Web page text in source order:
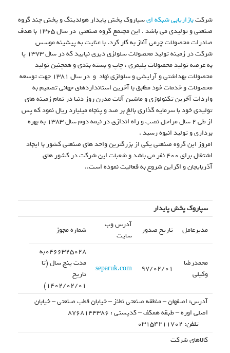
شرکتبازاریابی شبکه ایسپاروک پخش پایدار هولدینگ و پخش چند گروه
صنعتی و تولیدی می باشد . این مجتمع گروه صنعتی در سال ۱۳۶۵ با هدف
صادرات محصولات چرمی آغاز به کار کرد. با عنایت به پیشینه موسس
شرکت در زمینه تولید محصولات سلولزی دیری نپایید که در سال ۱۳۷۳ پا
به عرصه تولید محصولات پلیمری ، چاپ و بسته بندی و همچنین تولید
محصولات بهداشتی و آرایشی و سلولزی نهاد و در سال ۱۳۸۱ جهت توسعه
محصولات و خدمات خود مطابق با آخرین استانداردهای جهانی تصمیم به
واردات آخرین تکنولوژی و ماشین آلات مدرن روز دنیا در تمام زمینه های
تولیدی خود با سرمایه گذاری بالغ بر صد و پنجاه میلیارد ریال نمود که پس
از طی ۲ سال مراحل نصب و راه اندازی در نیمه دوم سال ۱۳۸۳ به بهره
برداری و تولید انبوه رسید .
امروز این گروه صنعتی یکی از بزرگترین واحد های صنعتی کشور با ایجاد
اشتغال برای ۴۰۰ نفر می باشد و شعبات این شرکت در کشور های
آذربایجان و اکراین شروع به فعالیت نموده است..
سپاروک پخش پایدار
مدیرعامل
تاریخ صدور
آدرس وب
سایت
شماره مجوز
محمدرضا
وکیلی
۹۷/۰۲/۰۱ separuk.com
۰۴۶۶۳۲۵۰۲۸به
مدت پنج سال (تا
تاریخ
۱۴۰۲/۰۲/۰۱)
آدرس: اصفهان – منطقه صنعتی نطنز – خیابان قطب صنعتی – خیابان
اصلی اوره – طبقه همکف – کدپستی : ۸۷۶۸۱۴۴۳۸۶
تلفن: ۰۳۱۵۴۲۱۱۷۰۲
کالاهای شرکت